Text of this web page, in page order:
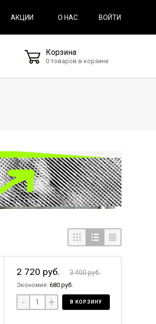
АКЦИИ О НАС ВОЙТИ
Корзина
0 товаров в корзине
2 720 руб. 3 400 руб.
Экономия: 680 руб.
- + В КОРЗИНУ